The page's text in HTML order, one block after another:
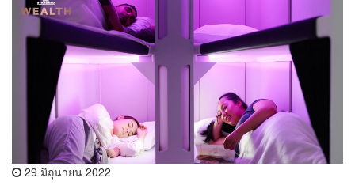
29 มิถุนายน 2022